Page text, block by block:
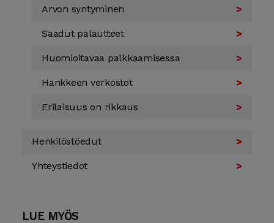
Arvon syntyminen
Saadut palautteet
Huomioitavaa palkkaamisessa
Hankkeen verkostot
Erilaisuus on rikkaus
Henkilöstö­edut
Yhteys­tiedot
LUE MYÖS